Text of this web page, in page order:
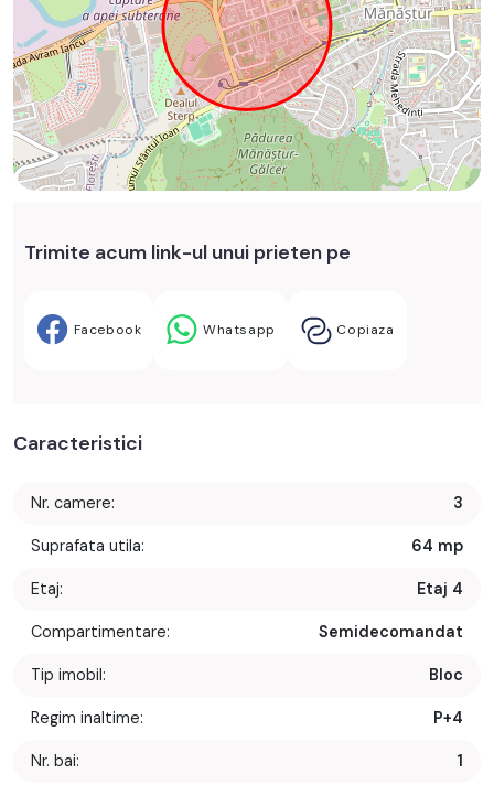
Trimite acum link-ul unui prieten pe
Facebook Whatsapp Copiaza
Caracteristici
Nr. camere: 3
Suprafata utila: 64 mp
Etaj: Etaj 4
Compartimentare: Semidecomandat
Tip imobil: Bloc
Regim inaltime: P+4
Nr. bai: 1